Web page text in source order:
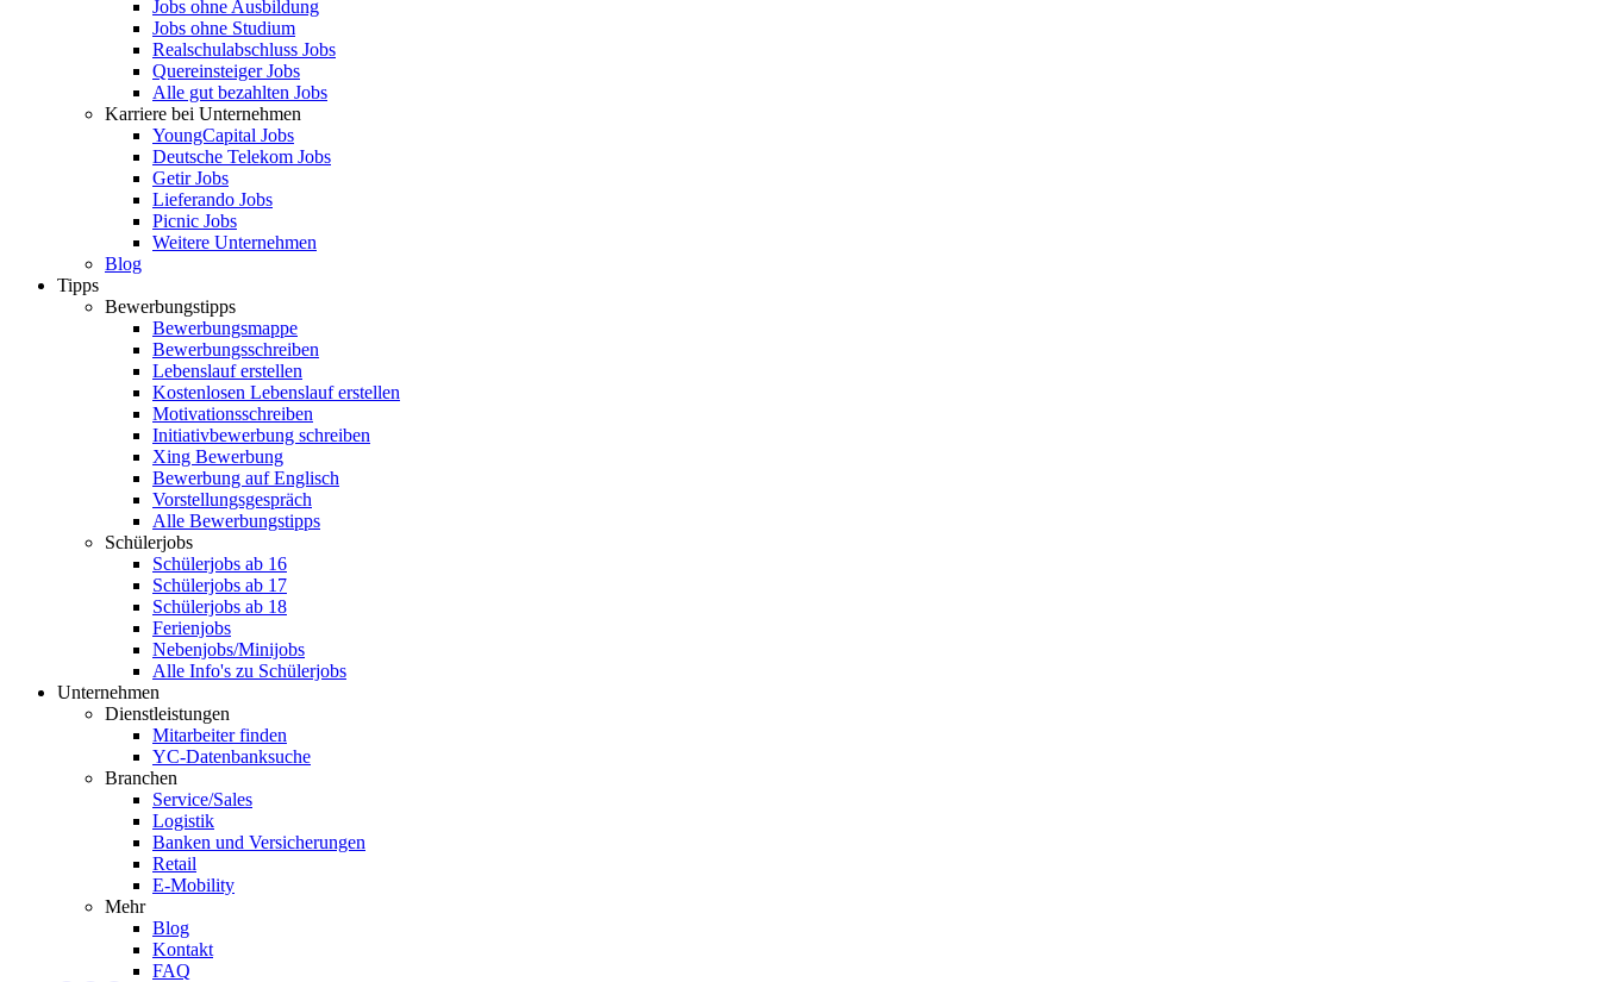
Jobs ohne Ausbildung
Jobs ohne Studium
Realschulabschluss Jobs
Quereinsteiger Jobs
Alle gut bezahlten Jobs
Karriere bei Unternehmen
YoungCapital Jobs
Deutsche Telekom Jobs
Getir Jobs
Lieferando Jobs
Picnic Jobs
Weitere Unternehmen
Blog
Tipps
Bewerbungstipps
Bewerbungsmappe
Bewerbungsschreiben
Lebenslauf erstellen
Kostenlosen Lebenslauf erstellen
Motivationsschreiben
Initiativbewerbung schreiben
Xing Bewerbung
Bewerbung auf Englisch
Vorstellungsgespräch
Alle Bewerbungstipps
Schülerjobs
Schülerjobs ab 16
Schülerjobs ab 17
Schülerjobs ab 18
Ferienjobs
Nebenjobs/Minijobs
Alle Info's zu Schülerjobs
Unternehmen
Dienstleistungen
Mitarbeiter finden
YC-Datenbanksuche
Branchen
Service/Sales
Logistik
Banken und Versicherungen
Retail
E-Mobility
Mehr
Blog
Kontakt
FAQ